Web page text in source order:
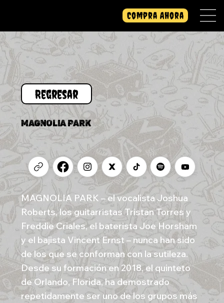
Compra Ahora
Regresar
MAGNOLIA PARK
MAGNOLIA PARK – el vocalista Joshua
Roberts, los guitarristas Tristan Torres y
Freddie Criales, el baterista Joe Horsham
y el bajista Vincent Ernst – nunca han sido
de los que se conforman con la sutileza.
Desde su formación en 2018, el quinteto
de Orlando, Florida, ha demostrado
repetidamente ser uno de los grupos más